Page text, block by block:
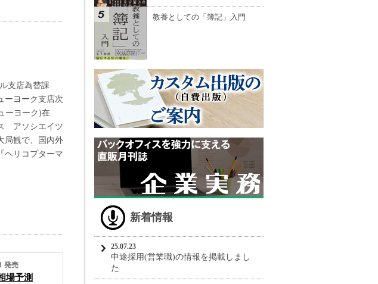
支店為替課
ーヨーク支店次
ーヨーク)在
アソシエイツ
局観で、国内外
ヘリコプターマ
発売
場予測
教養としての「簿記」入門
新着情報
25.07.23
中途採用(営業職)の情報を掲載しまし
た